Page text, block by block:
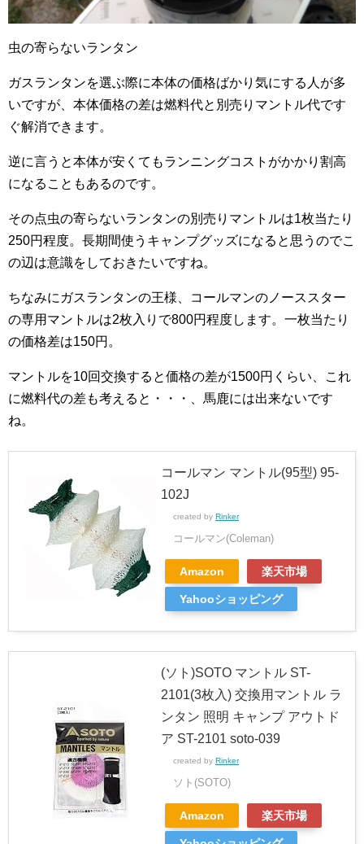
虫の寄らないランタン
ガスランタンを選ぶ際に本体の価格ばかり気にする人が多
いですが、本体価格の差は燃料代と別売りマントル代です
ぐ解消できます。
逆に言うと本体が安くてもランニングコストがかかり割高
になることもあるのです。
その点虫の寄らないランタンの別売りマントルは1枚当たり
250円程度。長期間使うキャンプグッズになると思うのでこ
の辺は意識をしておきたいですね。
ちなみにガスランタンの王様、コールマンのノーススター
の専用マントルは2枚入りで800円程度します。一枚当たり
の価格差は150円。
マントルを10回交換すると価格の差が1500円くらい、これ
に燃料代の差も考えると・・・、馬鹿には出来ないです
ね。
コールマン マントル(95型) 95-
102J
created by Rinker
コールマン(Coleman)
Amazon 楽天市場
Yahooショッピング
(ソト)SOTO マントル ST-
2101(3枚入) 交換用マントル ラ
ンタン 照明 キャンプ アウトド
ア ST-2101 soto-039
created by Rinker
ソト(SOTO)
Amazon 楽天市場